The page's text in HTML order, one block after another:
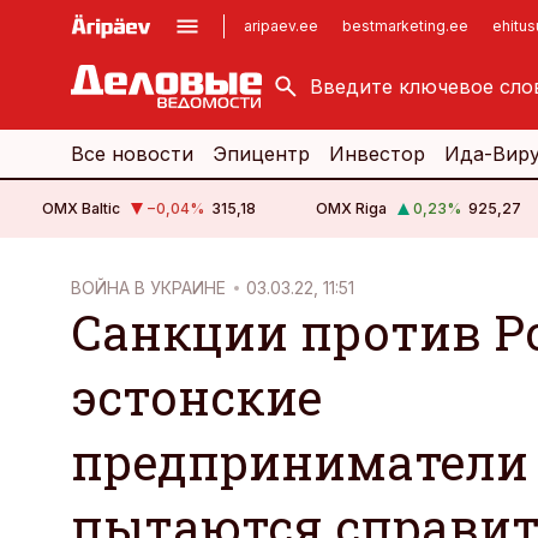
aripaev.ee bestmarketing.ee
kinnisvarauudised.ee
logistikauudised.ee
imelineajalugu.ee
Все новости Эпицентр Инвестор Ида-
OMX Baltic −0,04% 315,18 OMX Riga 0,23% 925,27
ВОЙНА В УКРАИНЕ 03.03.22, 11:51
Санкции против
эстонские
предприниматели